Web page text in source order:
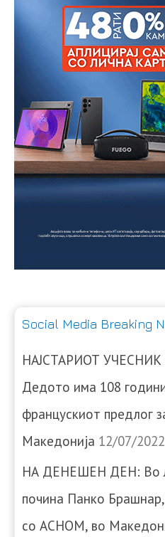
Social Media Breaking
НАЈСТАРИОТ
Дедото има 108
францускиот предлог
Македонија 12/07/2022
НА ДЕНЕШЕН ДЕН: Во
почина Панко
со АСНОМ, во